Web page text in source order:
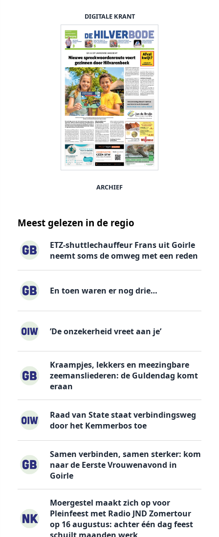
DIGITALE KRANT
ARCHIEF
Meest gelezen in de regio
ETZ-shuttlechauffeur Frans uit Goirle
neemt soms de omweg met een reden
En toen waren er nog drie…
’De onzekerheid vreet aan je’
Kraampjes, lekkers en meezingbare
zeemansliederen: de Guldendag komt
eraan
Raad van State staat verbindingsweg
door het Kemmerbos toe
Samen verbinden, samen sterker: kom
naar de Eerste Vrouwenavond in
Goirle
Moergestel maakt zich op voor
Pleinfeest met Radio JND Zomertour
op 16 augustus: achter één dag feest